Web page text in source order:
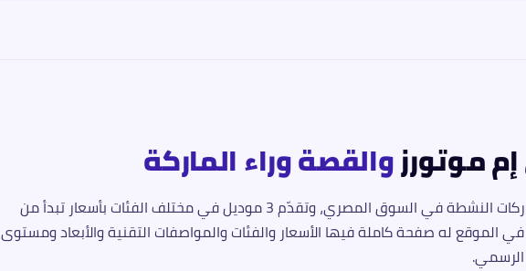
موتورزوالقصة وراء الماركة
النشطة في السوق المصري، وتقدّم3موديل في مختلف الفئات بأسعار تبدأ من
الموقع له صفحة كاملة فيها الأسعار والفئات والمواصفات التقنية والأبعاد ومستوى
الرسمي.